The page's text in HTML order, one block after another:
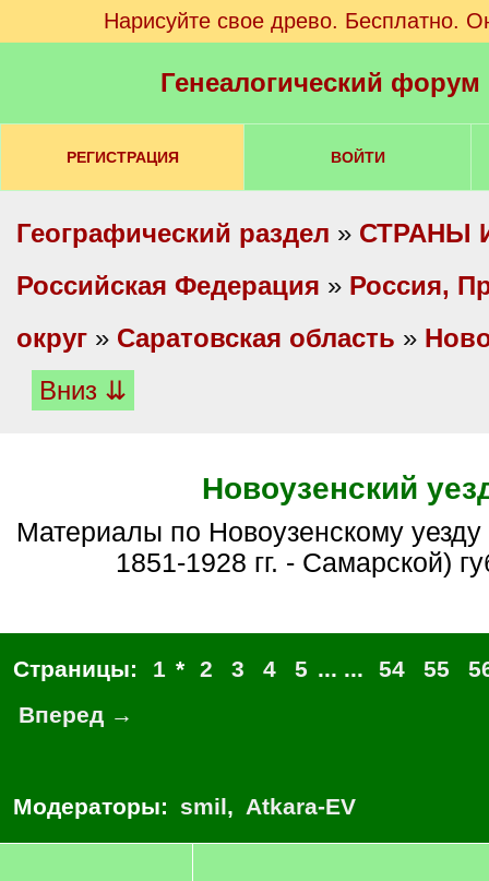
Нарисуйте свое древо. Бесплатно.
Генеалогический
РЕГИСТРАЦИЯ ВОЙТИ
Географический раздел » СТРАНЫ
Российская Федерация » Россия,
округ » Саратовская область »
Вниз ⇊
Новоузенский
Материалы по Новоузенскому уезду Саратовской (в
1851-1928 гг. - Самарской)
Страницы: 1 * 2 3 4 5 ... ... 54 55
Вперед →
Модераторы: smil, Atkara-EV